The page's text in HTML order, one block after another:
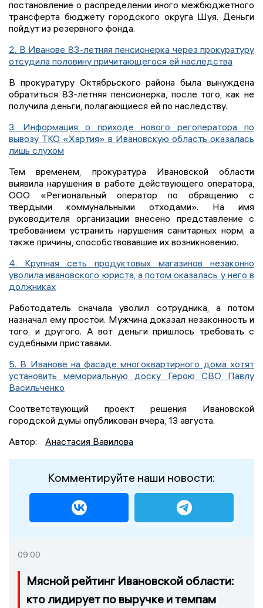
постановление о распределении иного межбюджетного
трансферта бюджету городского округа Шуя. Деньги
пойдут из резервного фонда.
2. В Иванове 83-летняя пенсионерка через прокуратуру
отсудила половину причитающегося ей наследства
В прокуратуру Октябрьского района была вынуждена
обратиться 83-летняя пенсионерка, после того, как не
получила деньги, полагающиеся ей по наследству.
3. Информация о приходе нового регоператора по
вывозу ТКО «Хартия» в Ивановскую область оказалась
лишь слухом
Тем временем, прокуратура Ивановской области
выявила нарушения в работе действующего оператора,
ООО «Региональный оператор по обращению с
твёрдыми коммунальными отходами». На имя
руководителя организации внесено представление с
требованием устранить нарушения санитарных норм, а
также причины, способствовавшие их возникновению.
4. Крупная сеть продуктовых магазинов незаконно
уволила ивановского юриста, а потом оказалась у него в
должниках
Работодатель сначала уволил сотрудника, а потом
назначал ему простои. Мужчина доказал незаконность и
того, и другого. А вот деньги пришлось требовать с
судебными приставами.
5. В Иванове на фасаде многоквартирного дома хотят
установить мемориальную доску Герою СВО Павлу
Васильченко
Соответствующий проект решения Ивановской
городской думы опубликован вчера, 13 августа.
Автор:
Анастасия Вавилова
Комментируйте наши новости:
09:00
Мясной рейтинг Ивановской области:
кто лидирует по выручке и темпам